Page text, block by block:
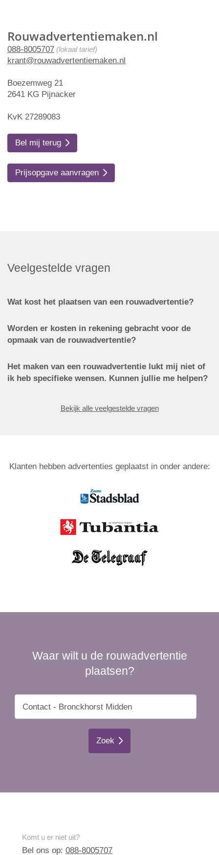
Rouwadvertentiemaken.nl
088-8005707 (lokaal tarief)
krant@rouwadvertentiemaken.nl
Boezemweg 21
2641 KG Pijnacker
KvK 27289083
Bel mij terug
Prijsopgave aanvragen
Veelgestelde vragen
Wat kost het plaatsen van een rouwadvertentie?
Worden er kosten in rekening gebracht voor de
opmaak van de rouwadvertentie?
Het maken van een rouwadvertentie lukt mij niet of
ik heb specifieke wensen. Kunnen jullie me helpen?
Bekijk alle veelgestelde vragen
Klanten hebben advertenties geplaatst in onder andere:
Waar wilt u de rouwadvertentie
plaatsen?
Zoek
Komt u er niet uit?
Bel ons op: 088-8005707